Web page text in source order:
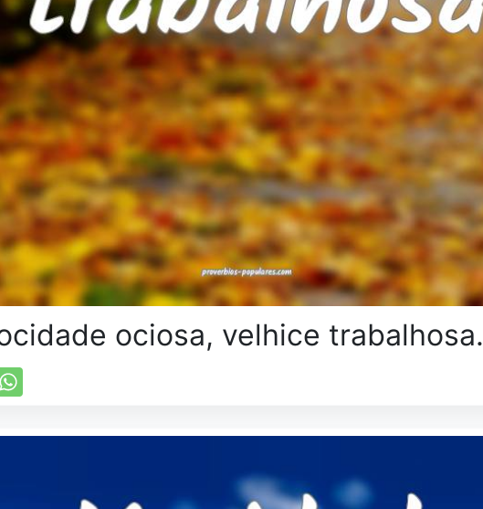
ociosa, velhice trabalhosa.